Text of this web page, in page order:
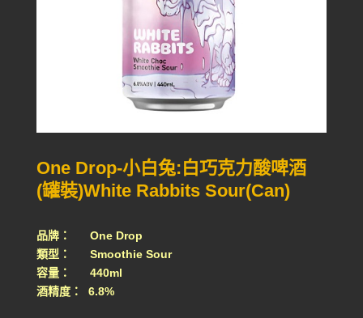
One Drop-小白兔:白巧克力酸啤酒
(罐裝)White Rabbits Sour(Can)
品牌： One Drop
類型： Smoothie Sour
容量： 440ml
酒精度： 6.8%